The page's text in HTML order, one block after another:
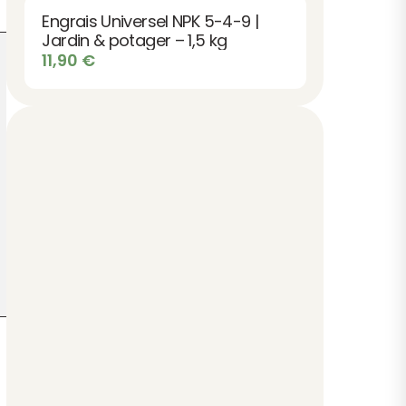
à
12,90 €
Engrais Universel NPK 5-4-9 |
Jardin & potager – 1,5 kg
11,90 €